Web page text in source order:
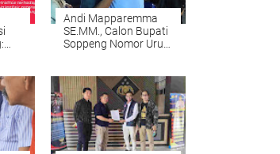
Andi Mapparemma
SE.MM., Calon Bupati
Soppeng Nomor Urut